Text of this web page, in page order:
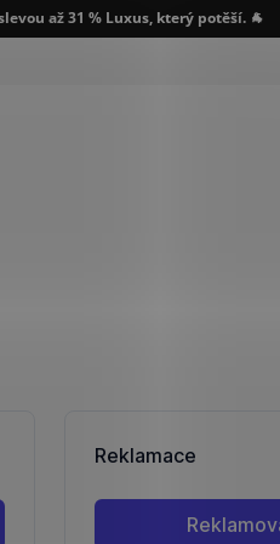
až 31 % Luxus, který potěší. 🐐